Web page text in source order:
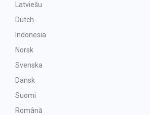
Latviešu
Dutch
Indonesia
Norsk
Svenska
Dansk
Suomi
Română